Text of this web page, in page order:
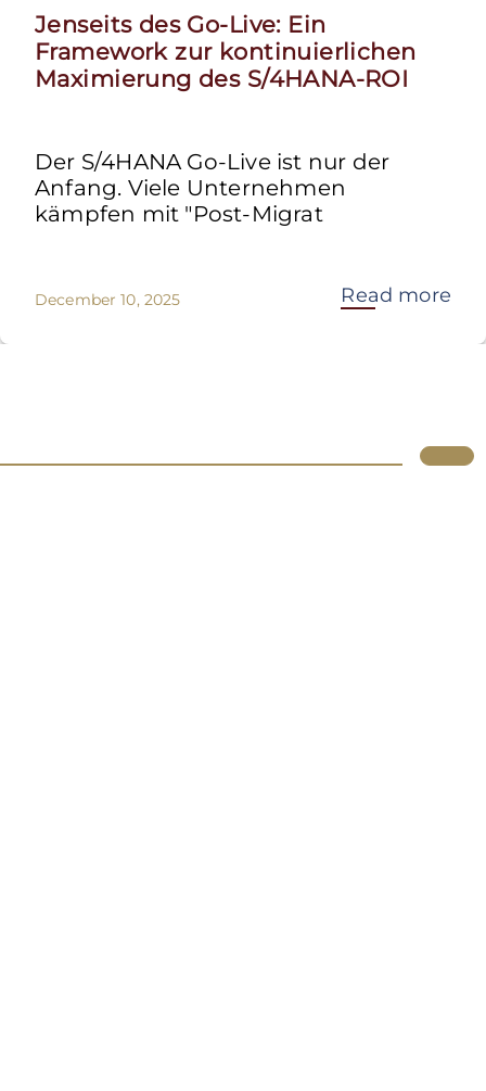
Jenseits des Go-Live: Ein
Framework zur kontinuierlichen
Maximierung des S/4HANA-ROI
Der S/4HANA Go-Live ist nur der
Anfang. Viele Unternehmen
kämpfen mit "Post-Migrat
December 10, 2025 Read more